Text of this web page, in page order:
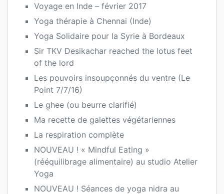
Voyage en Inde – février 2017
Yoga thérapie à Chennai (Inde)
Yoga Solidaire pour la Syrie à Bordeaux
Sir TKV Desikachar reached the lotus feet
of the lord
Les pouvoirs insoupçonnés du ventre (Le
Point 7/7/16)
Le ghee (ou beurre clarifié)
Ma recette de galettes végétariennes
La respiration complète
NOUVEAU ! « Mindful Eating »
(rééquilibrage alimentaire) au studio Atelier
Yoga
NOUVEAU ! Séances de yoga nidra au